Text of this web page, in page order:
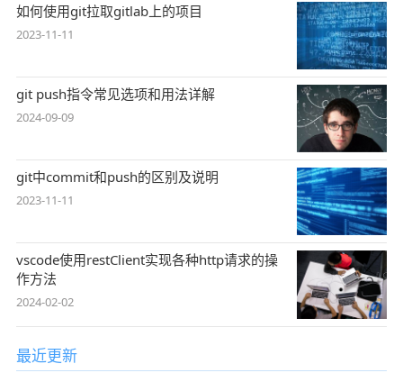
如何使用git拉取gitlab上的项目
2023-11-11
git push指令常见选项和用法详解
2024-09-09
git中commit和push的区别及说明
2023-11-11
vscode使用restClient实现各种http请求的操
作方法
2024-02-02
最近更新